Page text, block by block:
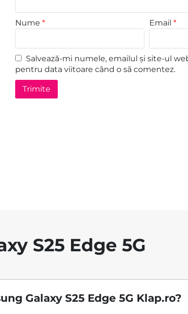
Nume * Email*
Salvează-mi numele, emailul și site-ul
pentru data viitoare când o să comentez.
S25 Edge 5G
Galaxy S25 Edge 5G Klap.ro?